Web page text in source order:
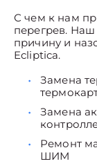
С чем к нам
перегрев.
причину и
Ecliptica.
Замена
Замена
Ремонт
ШИМ